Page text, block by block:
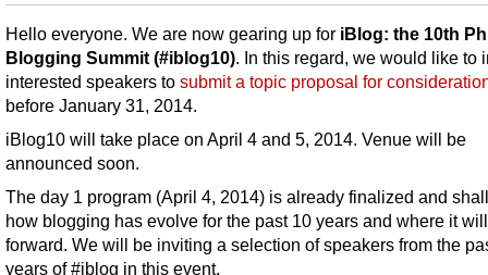
Hello everyone. We are now gearing up for iBlog: the 10th
Blogging Summit (#iblog10). In this regard, we would like to
interested speakers to submit a topic proposal for
before January 31, 2014.
iBlog10 will take place on April 4 and 5, 2014. Venue will be
announced soon.
The day 1 program (April 4, 2014) is already finalized and
how blogging has evolve for the past 10 years and where it
forward. We will be inviting a selection of speakers from the
years of #iblog in this event.